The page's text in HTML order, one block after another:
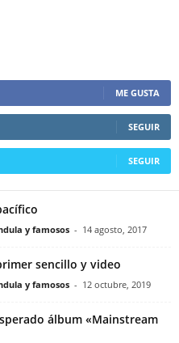
ME GUSTA
SEGUIR
SEGUIR
y famosos - 14 agosto, 2017
sencillo y video
y famosos - 12 octubre, 2019
álbum «Mainstream